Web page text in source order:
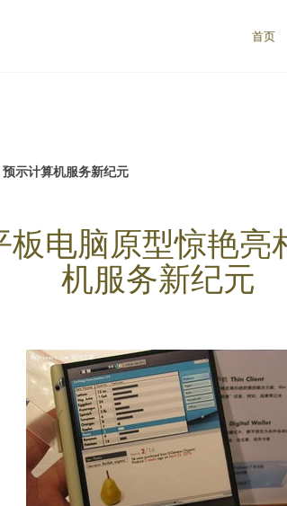
首页
示计算机服务新纪元
板电脑原型惊艳亮
机服务新纪元